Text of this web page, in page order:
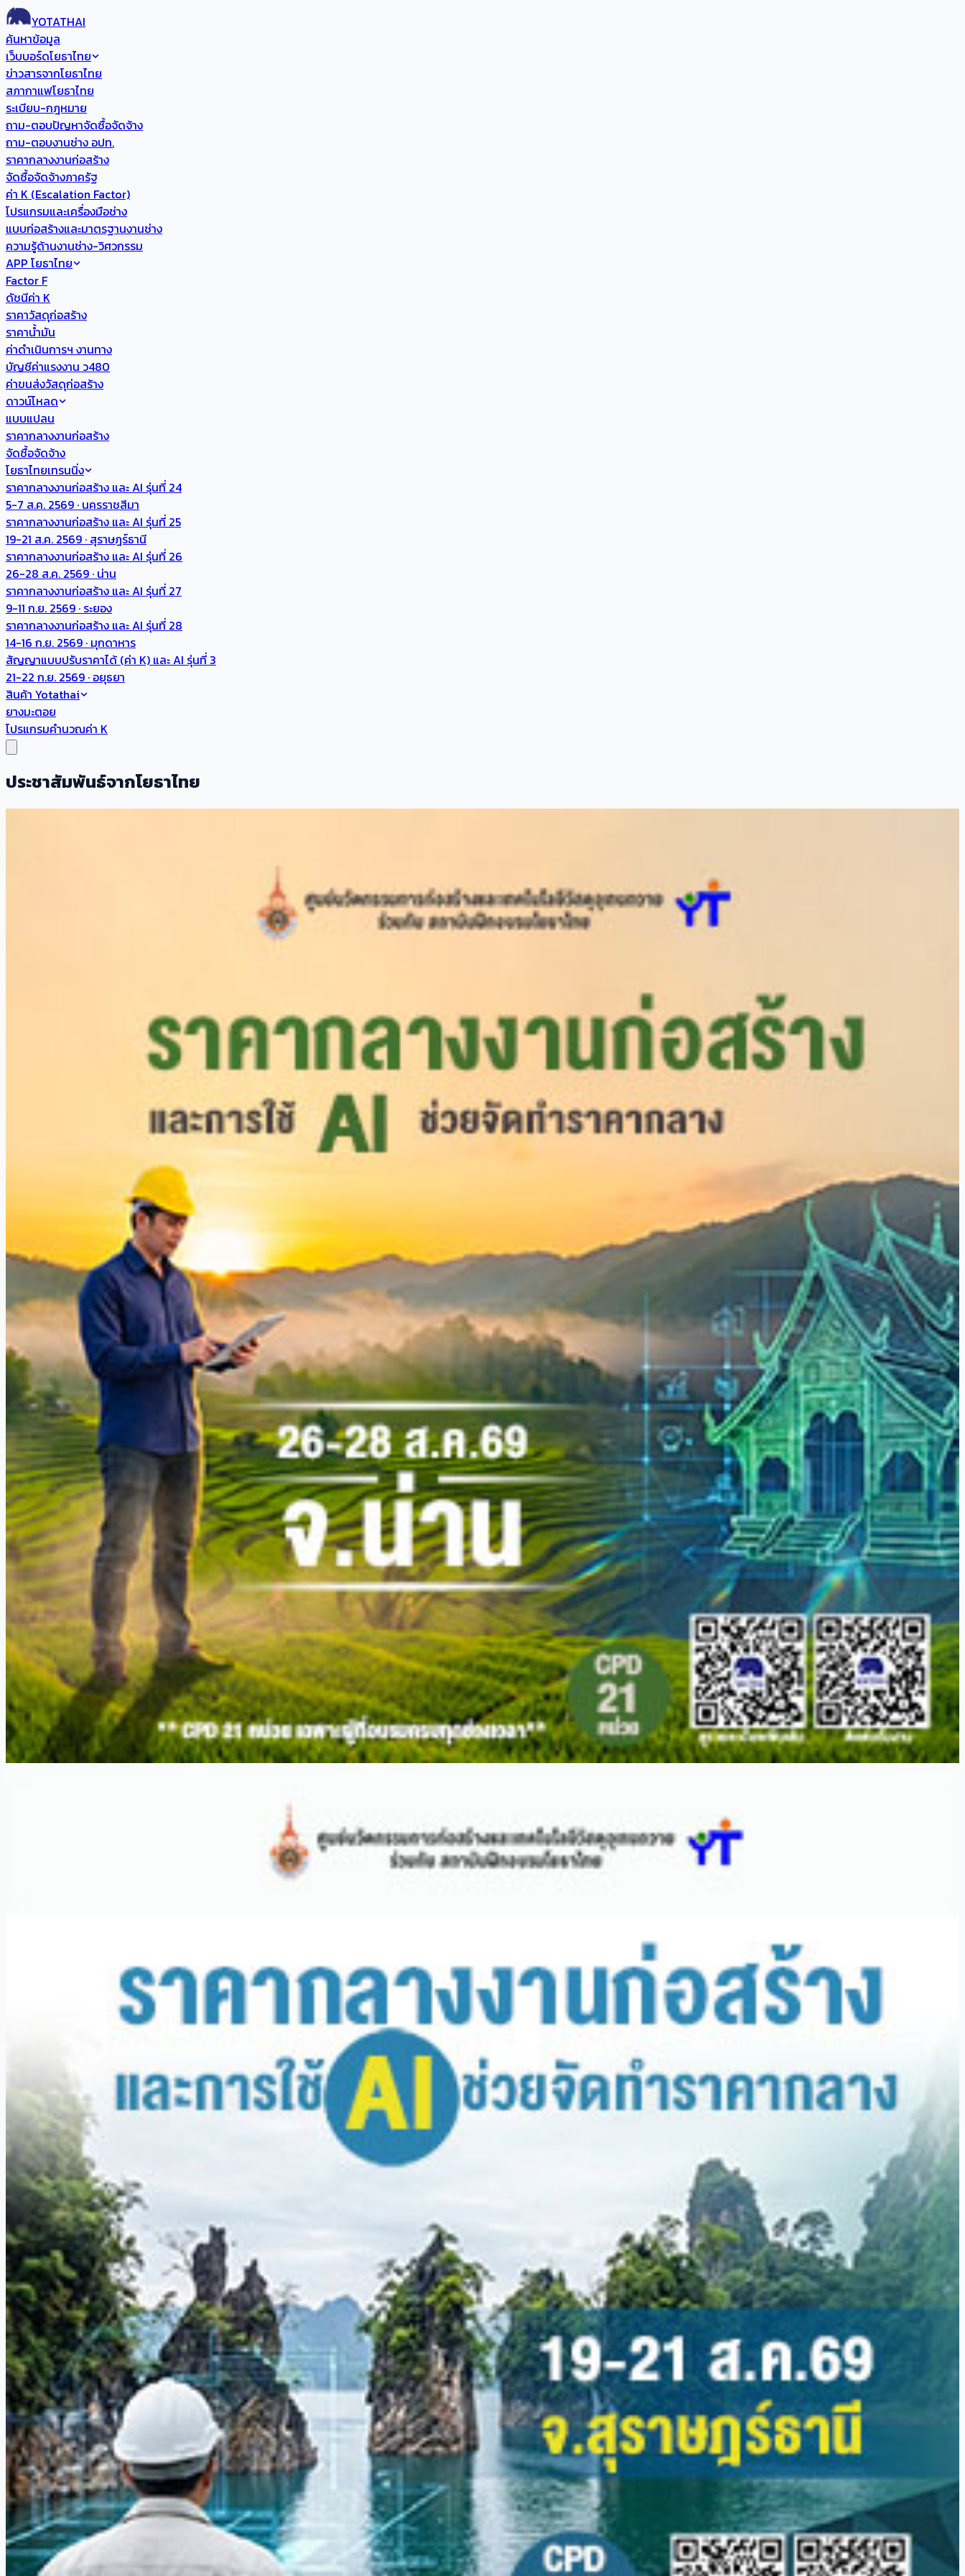
YOTATHAI
ค้นหาข้อมูล
เว็บบอร์ดโยธาไทย
ข่าวสารจากโยธาไทย
สภากาแฟโยธาไทย
ระเบียบ-กฎหมาย
ถาม-ตอบปัญหาจัดซื้อจัดจ้าง
ถาม-ตอบงานช่าง อปท.
ราคากลางงานก่อสร้าง
จัดซื้อจัดจ้างภาครัฐ
ค่า K (Escalation Factor)
โปรแกรมและเครื่องมือช่าง
แบบก่อสร้างและมาตรฐานงานช่าง
ความรู้ด้านงานช่าง-วิศวกรรม
APP โยธาไทย
Factor F
ดัชนีค่า K
ราคาวัสดุก่อสร้าง
ราคาน้ำมัน
ค่าดำเนินการฯ งานทาง
บัญชีค่าแรงงาน ว480
ค่าขนส่งวัสดุก่อสร้าง
ดาวน์โหลด
แบบแปลน
ราคากลางงานก่อสร้าง
จัดซื้อจัดจ้าง
โยธาไทยเทรนนิ่ง
ราคากลางงานก่อสร้าง และ AI รุ่นที่ 24
5-7 ส.ค. 2569 · นครราชสีมา
ราคากลางงานก่อสร้าง และ AI รุ่นที่ 25
19-21 ส.ค. 2569 · สุราษฎร์ธานี
ราคากลางงานก่อสร้าง และ AI รุ่นที่ 26
26-28 ส.ค. 2569 · น่าน
ราคากลางงานก่อสร้าง และ AI รุ่นที่ 27
9-11 ก.ย. 2569 · ระยอง
ราคากลางงานก่อสร้าง และ AI รุ่นที่ 28
14-16 ก.ย. 2569 · มุกดาหาร
สัญญาแบบปรับราคาได้ (ค่า K) และ AI รุ่นที่ 3
21-22 ก.ย. 2569 · อยุธยา
สินค้า Yotathai
ยางมะตอย
โปรแกรมคำนวณค่า K
ประชาสัมพันธ์จากโยธาไทย